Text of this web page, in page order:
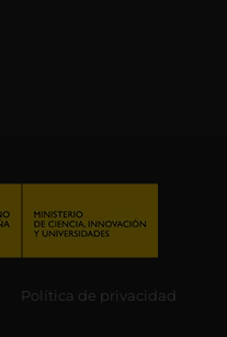
Política de privacidad